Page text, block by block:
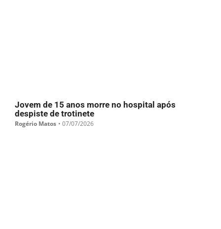
Jovem de 15 anos morre no hospital após
despiste de trotinete
Rogério Matos • 07/07/2026